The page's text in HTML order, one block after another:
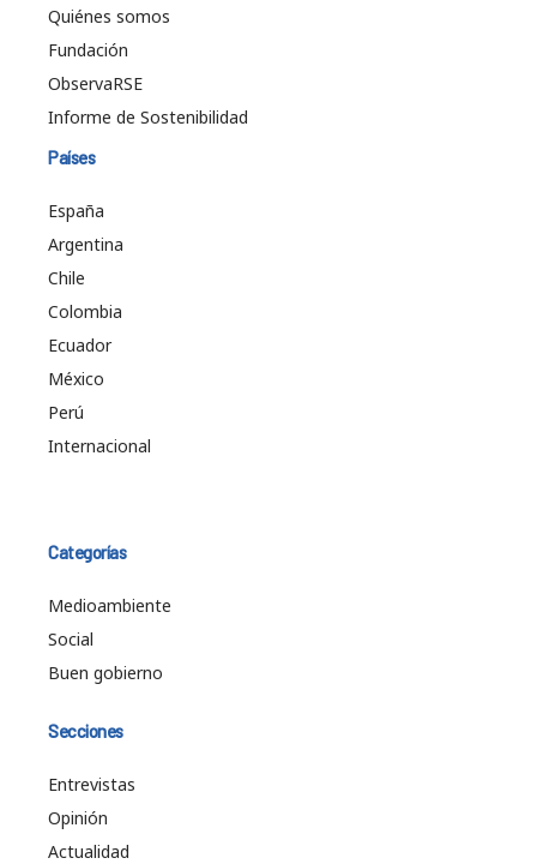
Quiénes somos
Fundación
ObservaRSE
Informe de Sostenibilidad
Países
España
Argentina
Chile
Colombia
Ecuador
México
Perú
Internacional
Categorías
Medioambiente
Social
Buen gobierno
Secciones
Entrevistas
Opinión
Actualidad